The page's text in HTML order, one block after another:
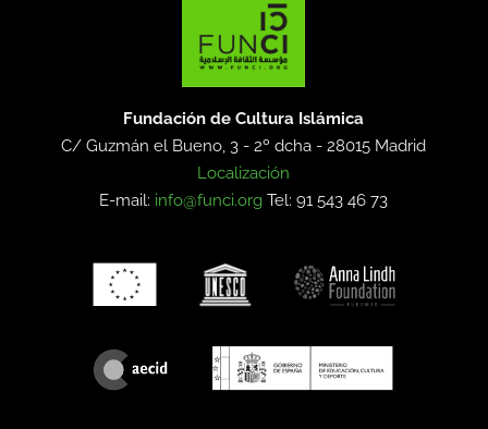
Fundación de Cultura Islámica
C/ Guzmán el Bueno, 3 - 2º dcha -28015 Madrid
Localización
E-mail: info@funci.org Tel: 91 543 46 73